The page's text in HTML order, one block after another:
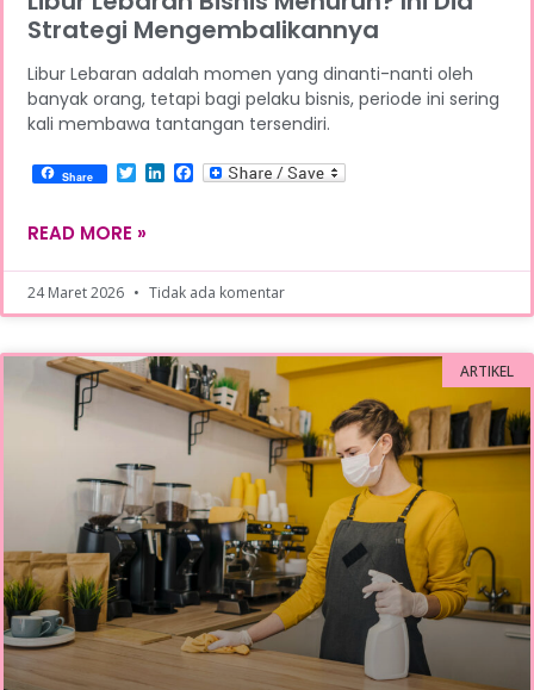
Strategi Mengembalikannya
Libur Lebaran adalah momen yang dinanti-nanti oleh
banyak orang, tetapi bagi pelaku bisnis, periode ini sering
kali membawa tantangan tersendiri.
Share TwitterLinkedIn
Facebook
READ MORE »
24 Maret 2026 Tidak ada komentar
ARTIKEL